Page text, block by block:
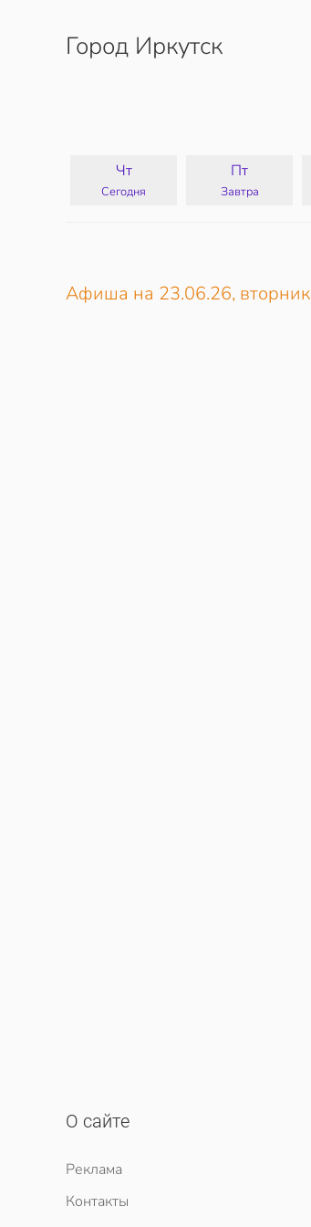
Перейти к содержимому
Город Иркутск
Чт
Сегодня
Пт
Завтра
Афиша на 23.06.26, вторник
О сайте
Реклама
Контакты